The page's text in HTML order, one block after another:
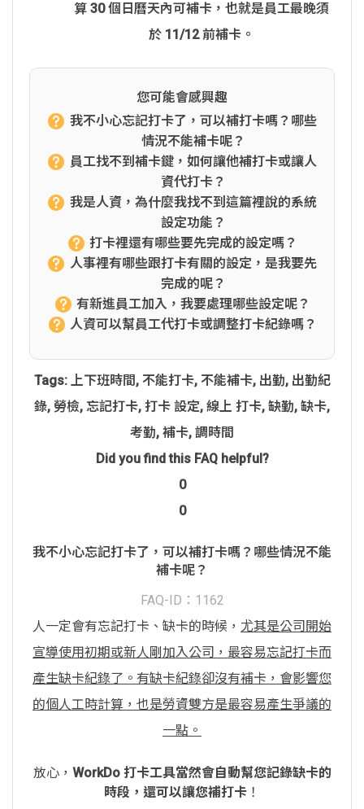
算 30 個日曆天內可補卡，也就是員工最晚須
於 11/12 前補卡。
您可能會感興趣
我不小心忘記打卡了，可以補打卡嗎？哪些
情況不能補卡呢？
員工找不到補卡鍵，如何讓他補打卡或讓人
資代打卡？
我是人資，為什麼我找不到這篇裡說的系統
設定功能？
打卡裡還有哪些要先完成的設定嗎？
人事裡有哪些跟打卡有關的設定，是我要先
完成的呢？
有新進員工加入，我要處理哪些設定呢？
人資可以幫員工代打卡或調整打卡紀錄嗎？
Tags: 上下班時間 , 不能打卡, 不能補卡, 出勤, 出勤紀
錄, 勞檢, 忘記打卡, 打卡 設定, 線上 打卡, 缺勤, 缺卡,
考勤, 補卡, 調時間
Did you find this FAQ helpful?
0
0
我不小心忘記打卡了，可以補打卡嗎？哪些情況不能
補卡呢？
FAQ-ID：1162
人一定會有忘記打卡、缺卡的時候， 尤其是公司開始
宣導使用初期或新人剛加入公司，最容易忘記打卡而
產生缺卡紀錄了。有缺卡紀錄卻沒有補卡，會影響您
的個人工時計算，也是勞資雙方是最容易產生爭議的
一點。
放心， WorkDo 打卡工具當然會自動幫您記錄缺卡的
時段，還可以讓您補打卡 ！